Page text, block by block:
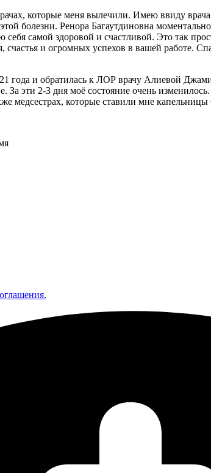
которые меня вылечили. Имею ввиду
болезни. Ренора Багаутдиновна
самой здоровой и счастливой. Это так
и огромных успехов в вашей работе.
года и обратилась к ЛОР врачу Алиевой
За эти 2-3 дня моё состояние очень
медсестрах, которые ставили мне